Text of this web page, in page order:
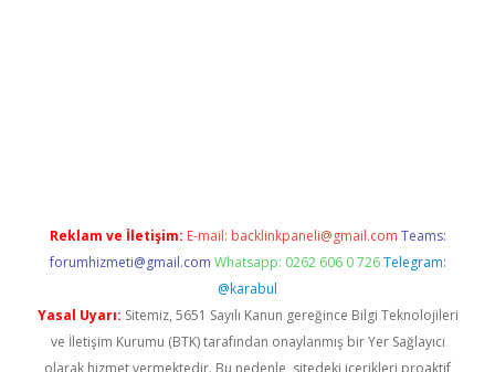
Reklam ve İletişim: E-mail: backlinkpaneli@gmail.com Teams:
forumhizmeti@gmail.com Whatsapp: 0262 606 0 726 Telegram:
@karabul
Yasal Uyarı: Sitemiz, 5651 Sayılı Kanun gereğince Bilgi Teknolojileri
ve İletişim Kurumu (BTK) tarafından onaylanmış bir Yer Sağlayıcı
olarak hizmet vermektedir. Bu nedenle, sitedeki içerikleri proaktif